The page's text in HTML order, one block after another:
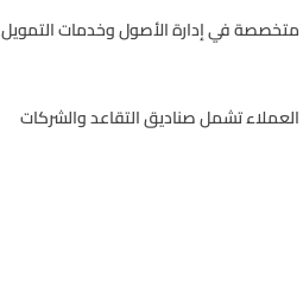
متخصصة في إدارة الأصول وخدمات التمويل
تشمل صناديق التقاعد والشركات